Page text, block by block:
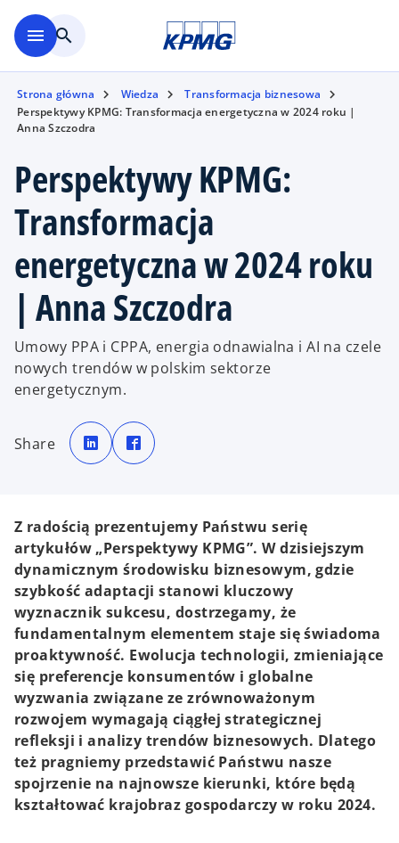
menu search
Strona główna Wiedza
Transformacja biznesowa
Perspektywy KPMG: Transformacja energetyczna w 2024 roku |
Anna Szczodra
Perspektywy KPMG:
Transformacja
energetyczna w 2024 roku
| Anna Szczodra
Umowy PPA i CPPA, energia odnawialna i AI na czele
nowych trendów w polskim sektorze
energetycznym.
Share
o
p
e
n
e
w
t
a
b
p
e
e
w
t
a
b
Z radością prezentujemy Państwu serię
artykułów „Perspektywy KPMG”. W dzisiejszym
dynamicznym środowisku biznesowym, gdzie
szybkość adaptacji stanowi kluczowy
wyznacznik sukcesu, dostrzegamy, że
fundamentalnym elementem staje się świadoma
proaktywność. Ewolucja technologii, zmieniające
się preferencje konsumentów i globalne
wyzwania związane ze zrównoważonym
rozwojem wymagają ciągłej strategicznej
refleksji i analizy trendów biznesowych. Dlatego
też pragniemy przedstawić Państwu nasze
spojrzenie na najnowsze kierunki, które będą
kształtować krajobraz gospodarczy w roku 2024.